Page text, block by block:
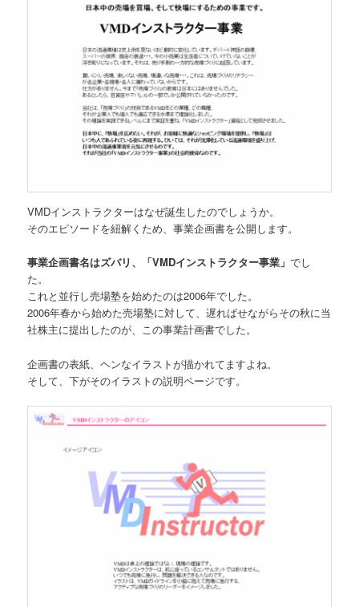
VMDインストラクターはなぜ誕生したのでしょうか。
そのエピソードを紐解くため、事業企画書を公開します。
事業企画書名はズバリ、「VMDインストラクター事業」でし
た。
これと並行し売場塾を始めたのは2006年でした。
2006年春から始めた売場塾に対して、遅ればせながらその秋に当
社株主に提出したのが、この事業計画書でした。
企画書の表紙、ヘンなイラストが描かれてますよね。
そして、下がそのイラストの説明ページです。